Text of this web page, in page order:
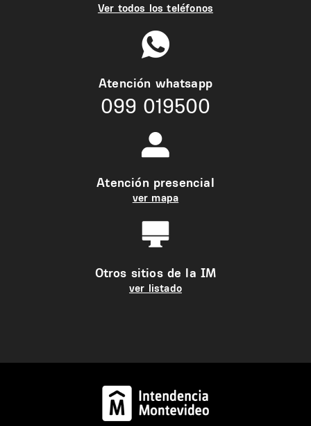
Ver todos los teléfonos
Atención whatsapp
099 019500
Atención presencial
ver mapa
Otros sitios de la IM
ver listado